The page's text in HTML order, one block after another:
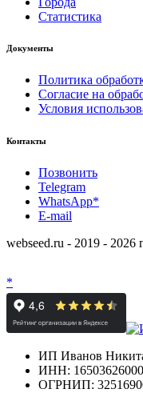
Статистика
Документы
Политика
Согласие на
Условия
Контакты
Позвонить
Telegram
WhatsApp*
E-mail
webseed.ru - 2019 - 2026
*
ИП Иванов
ИНН:
ОГРНИП: